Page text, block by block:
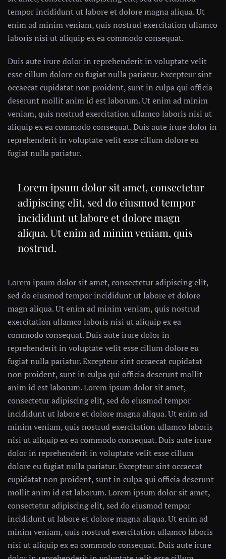
tempor incididunt ut labore et dolore magna aliqua. Ut
enim ad minim veniam, quis nostrud exercitation ullamco
laboris nisi ut aliquip ex ea commodo consequat.
Duis aute irure dolor in reprehenderit in voluptate velit
esse cillum dolore eu fugiat nulla pariatur. Excepteur sint
occaecat cupidatat non proident, sunt in culpa qui officia
deserunt mollit anim id est laborum. Ut enim ad minim
veniam, quis nostrud exercitation ullamco laboris nisi ut
aliquip ex ea commodo consequat. Duis aute irure dolor in
reprehenderit in voluptate velit esse cillum dolore eu
fugiat nulla pariatur.
Lorem ipsum dolor sit amet, consectetur
adipiscing elit, sed do eiusmod tempor
incididunt ut labore et dolore magn
aliqua. Ut enim ad minim veniam, quis
nostrud.
Lorem ipsum dolor sit amet, consectetur adipiscing elit,
sed do eiusmod tempor incididunt ut labore et dolore
magn aliqua. Ut enim ad minim veniam, quis nostrud
exercitation ullamco laboris nisi ut aliquip ex ea
commodo consequat. Duis aute irure dolor in
reprehenderit in voluptate velit esse cillum dolore eu
fugiat nulla pariatur. Excepteur sint occaecat cupidatat
non proident, sunt in culpa qui officia deserunt mollit
anim id est laborum. Lorem ipsum dolor sit amet,
consectetur adipiscing elit, sed do eiusmod tempor
incididunt ut labore et dolore magna aliqua. Ut enim ad
minim veniam, quis nostrud exercitation ullamco laboris
nisi ut aliquip ex ea commodo consequat. Duis aute irure
dolor in reprehenderit in voluptate velit esse cillum
dolore eu fugiat nulla pariatur. Excepteur sint occaecat
cupidatat non proident, sunt in culpa qui officia deserunt
mollit anim id est laborum. Lorem ipsum dolor sit amet,
consectetur adipiscing elit, sed do eiusmod tempor
incididunt ut labore et dolore magna aliqua. Ut enim ad
minim veniam, quis nostrud exercitation ullamco laboris
nisi ut aliquip ex ea commodo consequat. Duis aute irure